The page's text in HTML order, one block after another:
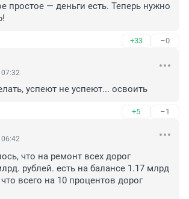
простое — деньги есть. Теперь нужно
+33 –0
успеют не успеют... освоить
+5 –1
что на ремонт всех дорог
рублей. есть на балансе 1.17 млрд
всего на 10 процентов дорог